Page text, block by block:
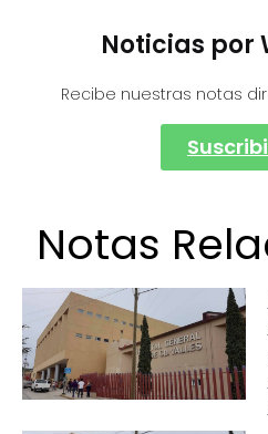
Noticias por
Recibe nuestras notas
Notas